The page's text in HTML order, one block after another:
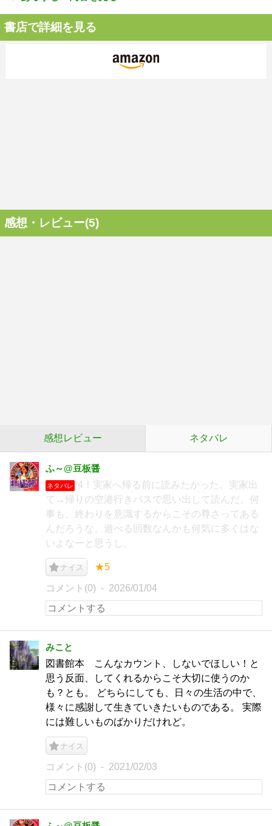
書店で詳細を見る
感想・レビュー(5)
感想レビュー ネタバレ
ふ～@豆板醤
ネタバレ
4！実家へ帰る前に読みたかった。実家出
て→帰りの空港行きバスで思い出して読んだ。何
事も、終わりを意識するからこその尊さってある
んだろうな。遊べる回数なんかも何気に多くはな
いよなーと思うし。
ナイス ★5
コメント(0) 2026/01/04
みこと
図書館本 こんなカウント、しないでほしい！と
思う反面、してくれるからこそ大切に使うのか
も？とも。 どちらにしても、日々の生活の中で、
様々に感謝して生きていきたいものである。 実際
には難しいものばかりだけれど。
ナイス
コメント(0) 2021/02/03